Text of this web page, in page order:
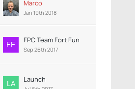
Marco
Jan 19th 2018
FPC Team Fort Fun
Sep 26th 2017
Launch